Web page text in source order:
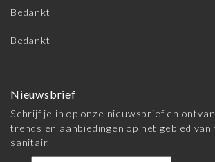
Bedankt
Bedankt
Nieuwsbrief
Schrijf je in op onze nieuwsbrief en
trends en aanbiedingen op het gebied van
sanitair.